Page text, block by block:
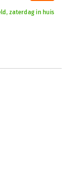
zaterdag in huis